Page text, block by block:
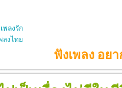
เพลงรัก
ลงไทย
ฟังเพลง อย